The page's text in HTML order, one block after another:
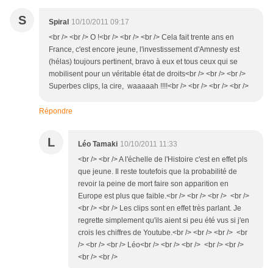
S Spiral 10/10/2011 09:17
<br /> <br /> O !<br /> <br /> <br /> Cela fait trente ans en
France, c'est encore jeune, l'investissement d'Amnesty est
(hélas) toujours pertinent, bravo à eux et tous ceux qui se
mobilisent pour un véritable état de droits<br /> <br /> <br />
Superbes clips, la cire, waaaaah !!!!<br /> <br /> <br /> <br />
Répondre
L Léo Tamaki 10/10/2011 11:33
<br /> <br /> A l'échelle de l'Histoire c'est en effet pls
que jeune. Il reste toutefois que la probabilité de
revoir la peine de mort faire son apparition en
Europe est plus que faible.<br /> <br /> <br /> <br />
<br /> <br /> Les clips sont en effet très parlant. Je
regrette simplement qu'ils aient si peu été vus si j'en
crois les chiffres de Youtube.<br /> <br /> <br /> <br
/> <br /> <br /> Léo<br /> <br /> <br /> <br /> <br />
<br /> <br />